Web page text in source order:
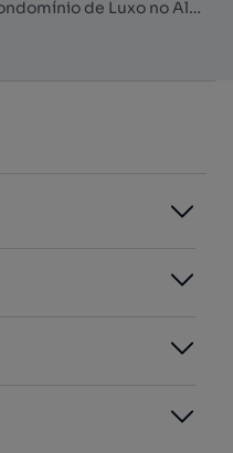
Moradia Geminada T2+1 em Condomínio de Luxo no Algarve